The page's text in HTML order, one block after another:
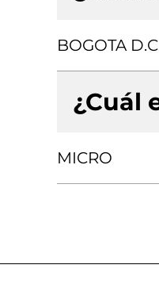
BOGOTA
¿Cuál
MICRO